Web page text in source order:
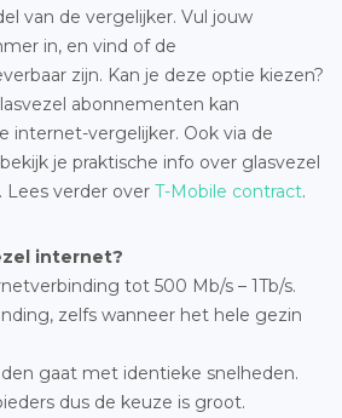
van de vergelijker. Vul jouw
in, en vind of de
zijn. Kan je deze optie kiezen?
abonnementen kan
internet-vergelijker. Ook via de
je praktische info over glasvezel
Lees verder over T-Mobile contract.
internet?
tot 500 Mb/s – 1Tb/s.
zelfs wanneer het hele gezin
gaat met identieke snelheden.
dus de keuze is groot.